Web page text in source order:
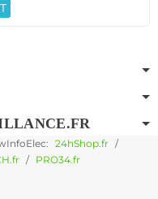
24hShop.fr /
/ PRO34.fr